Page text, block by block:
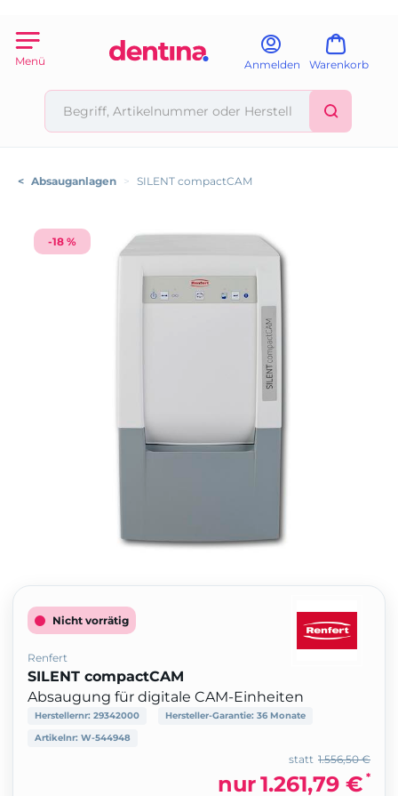
Menü Anmelden Warenkorb
< Absauganlagen > SILENT compactCAM
-18 %
Nicht vorrätig
Renfert
SILENT compactCAM
Absaugung für digitale CAM-Einheiten
Herstellernr: 29342000 Hersteller-Garantie: 36 Monate
Artikelnr: W-544948
1.556,50 €
statt
nur1.261,79 € *